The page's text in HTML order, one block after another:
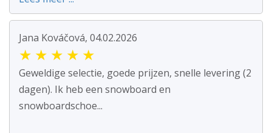
Jana Kováčová, 04.02.2026
★ ★ ★ ★ ★
Geweldige selectie, goede prijzen, snelle levering (2
dagen). Ik heb een snowboard en
snowboardschoe...